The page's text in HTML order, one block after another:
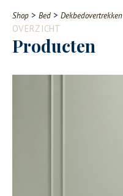
Contact
Shop > Bed > Dekbedovertrekken
OVERZICHT
Producten